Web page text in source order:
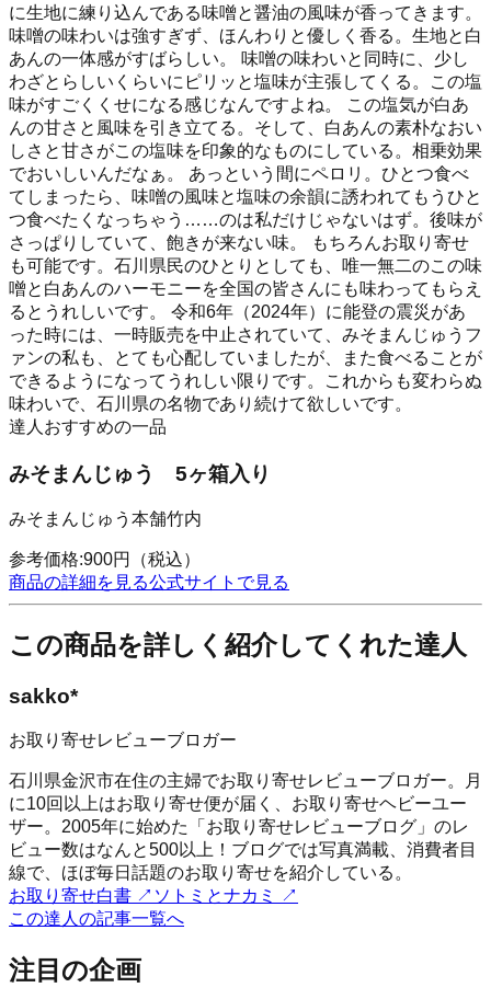
に生地に練り込んである味噌と醤油の風味が香ってきます。
味噌の味わいは強すぎず、ほんわりと優しく香る。生地と白
あんの一体感がすばらしい。 味噌の味わいと同時に、少し
わざとらしいくらいにピリッと塩味が主張してくる。この塩
味がすごくくせになる感じなんですよね。 この塩気が白あ
んの甘さと風味を引き立てる。そして、白あんの素朴なおい
しさと甘さがこの塩味を印象的なものにしている。相乗効果
でおいしいんだなぁ。 あっという間にペロリ。ひとつ食べ
てしまったら、味噌の風味と塩味の余韻に誘われてもうひと
つ食べたくなっちゃう……のは私だけじゃないはず。後味が
さっぱりしていて、飽きが来ない味。 もちろんお取り寄せ
も可能です。石川県民のひとりとしても、唯一無二のこの味
噌と白あんのハーモニーを全国の皆さんにも味わってもらえ
るとうれしいです。 令和6年（2024年）に能登の震災があ
った時には、一時販売を中止されていて、みそまんじゅうフ
ァンの私も、とても心配していましたが、また食べることが
できるようになってうれしい限りです。これからも変わらぬ
味わいで、石川県の名物であり続けて欲しいです。
達人おすすめの一品
みそまんじゅう 5ヶ箱入り
みそまんじゅう本舗竹内
参考価格:900円
（税込）
商品の詳細を見る公式サイトで見る
この商品を詳しく紹介してくれた達人
sakko*
お取り寄せレビューブロガー
石川県金沢市在住の主婦でお取り寄せレビューブロガー。月
に10回以上はお取り寄せ便が届く、お取り寄せヘビーユー
ザー。2005年に始めた「お取り寄せレビューブログ」のレ
ビュー数はなんと500以上！ブログでは写真満載、消費者目
線で、ほぼ毎日話題のお取り寄せを紹介している。
お取り寄せ白書 ↗ ソトミとナカミ
↗
この達人の記事一覧へ
注目の企画